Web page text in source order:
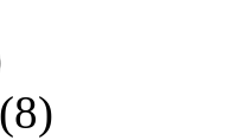
(8)